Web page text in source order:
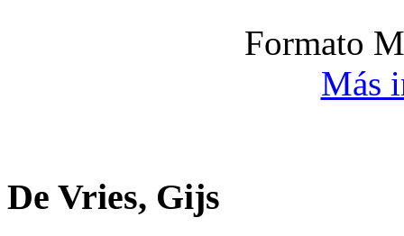
Formato
Más
De Vries, Gijs